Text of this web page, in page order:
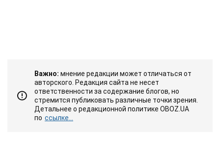
Важно: мнение редакции может отличаться от
авторского. Редакция сайта не несет
ответственности за содержание блогов, но
стремится публиковать различные точки зрения.
Детальнее о редакционной политике OBOZ.UA
по ссылке...